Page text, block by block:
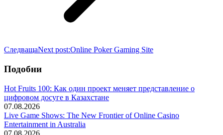
СледващаNext post:Online Poker Gaming Site
Подобни
Hot Fruits 100: Как один проект меняет представление о
цифровом досуге в Казахстане
07.08.2026
Live Game Shows: The New Frontier of Online Casino
Entertainment in Australia
07.08.2026